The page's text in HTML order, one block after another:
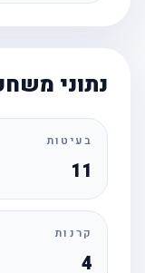
נתוני משחק
בעיטות
11
קרנות